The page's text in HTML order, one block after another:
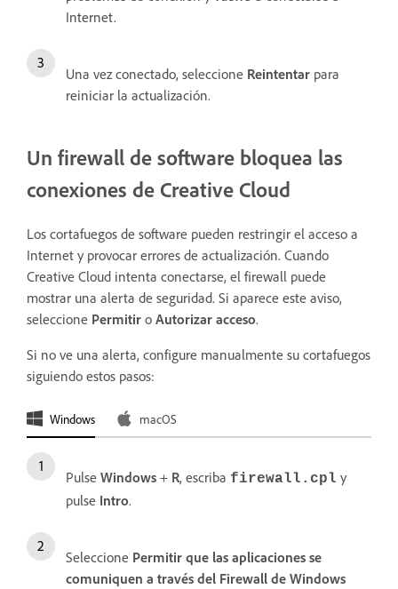
Internet.
Una vez conectado, seleccione Reintentar para
reiniciar la actualización.
Un firewall de software bloquea las
conexiones de Creative Cloud
Los cortafuegos de software pueden restringir el acceso a
Internet y provocar errores de actualización. Cuando
Creative Cloud intenta conectarse, el firewall puede
mostrar una alerta de seguridad. Si aparece este aviso,
seleccione Permitir o Autorizar acceso.
Si no ve una alerta, configure manualmente su cortafuegos
siguiendo estos pasos:
Windows macOS
Pulse Windows + R, escriba firewall.cpl y
pulse Intro.
Seleccione Permitir que las aplicaciones se
comuniquen a través del Firewall de Windows